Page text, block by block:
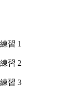
習 1
習 2
習 3